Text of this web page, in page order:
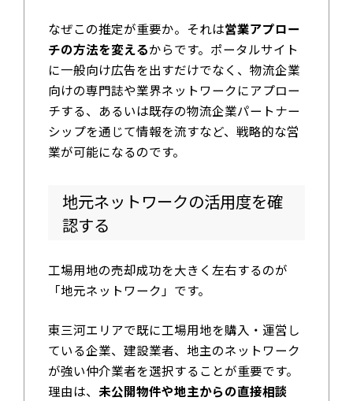
なぜこの推定が重要か。それは営業アプロー
チの方法を変えるからです。ポータルサイト
に一般向け広告を出すだけでなく、物流企業
向けの専門誌や業界ネットワークにアプロー
チする、あるいは既存の物流企業パートナー
シップを通じて情報を流すなど、戦略的な営
業が可能になるのです。
地元ネットワークの活用度を確
認する
工場用地の売却成功を大きく左右するのが
「地元ネットワーク」です。
東三河エリアで既に工場用地を購入・運営し
ている企業、建設業者、地主のネットワーク
が強い仲介業者を選択することが重要です。
理由は、 未公開物件や地主からの直接相談